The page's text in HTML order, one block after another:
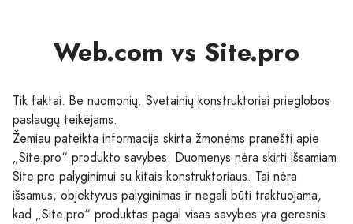
Web.com vs Site.pro
Tik faktai. Be nuomonių. Svetainių konstruktoriai prieglobos
paslaugų teikėjams.
Žemiau pateikta informacija skirta žmonėms pranešti apie
„Site.pro“ produkto savybes. Duomenys nėra skirti išsamiam
Site.pro palyginimui su kitais konstruktoriaus. Tai nėra
išsamus, objektyvus palyginimas ir negali būti traktuojama,
kad „Site.pro“ produktas pagal visas savybes yra geresnis.